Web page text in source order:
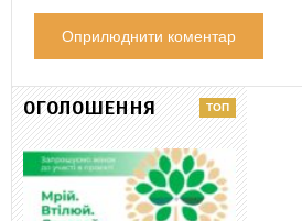
ОГОЛОШЕННЯ